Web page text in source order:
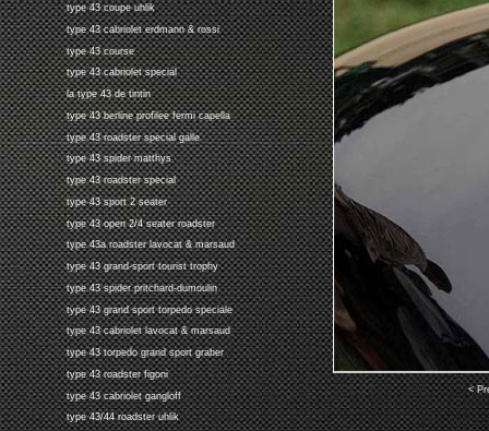
type 43 coupe uhlik
type 43 cabriolet erdmann & rossi
type 43 course
type 43 cabriolet special
la type 43 de tintin
type 43 berline profilee fermi capella
type 43 roadster special galle
type 43 spider matthys
type 43 roadster special
type 43 sport 2 seater
type 43 open 2/4 seater roadster
type 43a roadster lavocat & marsaud
type 43 grand-sport tourist trophy
type 43 spider pritchard-dumoulin
type 43 grand sport torpedo speciale
type 43 cabriolet lavocat & marsaud
type 43 torpedo grand sport graber
type 43 roadster figoni
type 43 cabriolet gangloff
type 43/44 roadster uhlik
<